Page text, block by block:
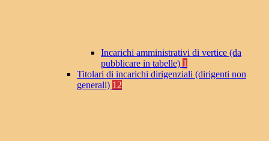
Incarichi amministrativi di vertice (da
pubblicare in tabelle) 1
Titolari di incarichi dirigenziali (dirigenti non
generali) 12